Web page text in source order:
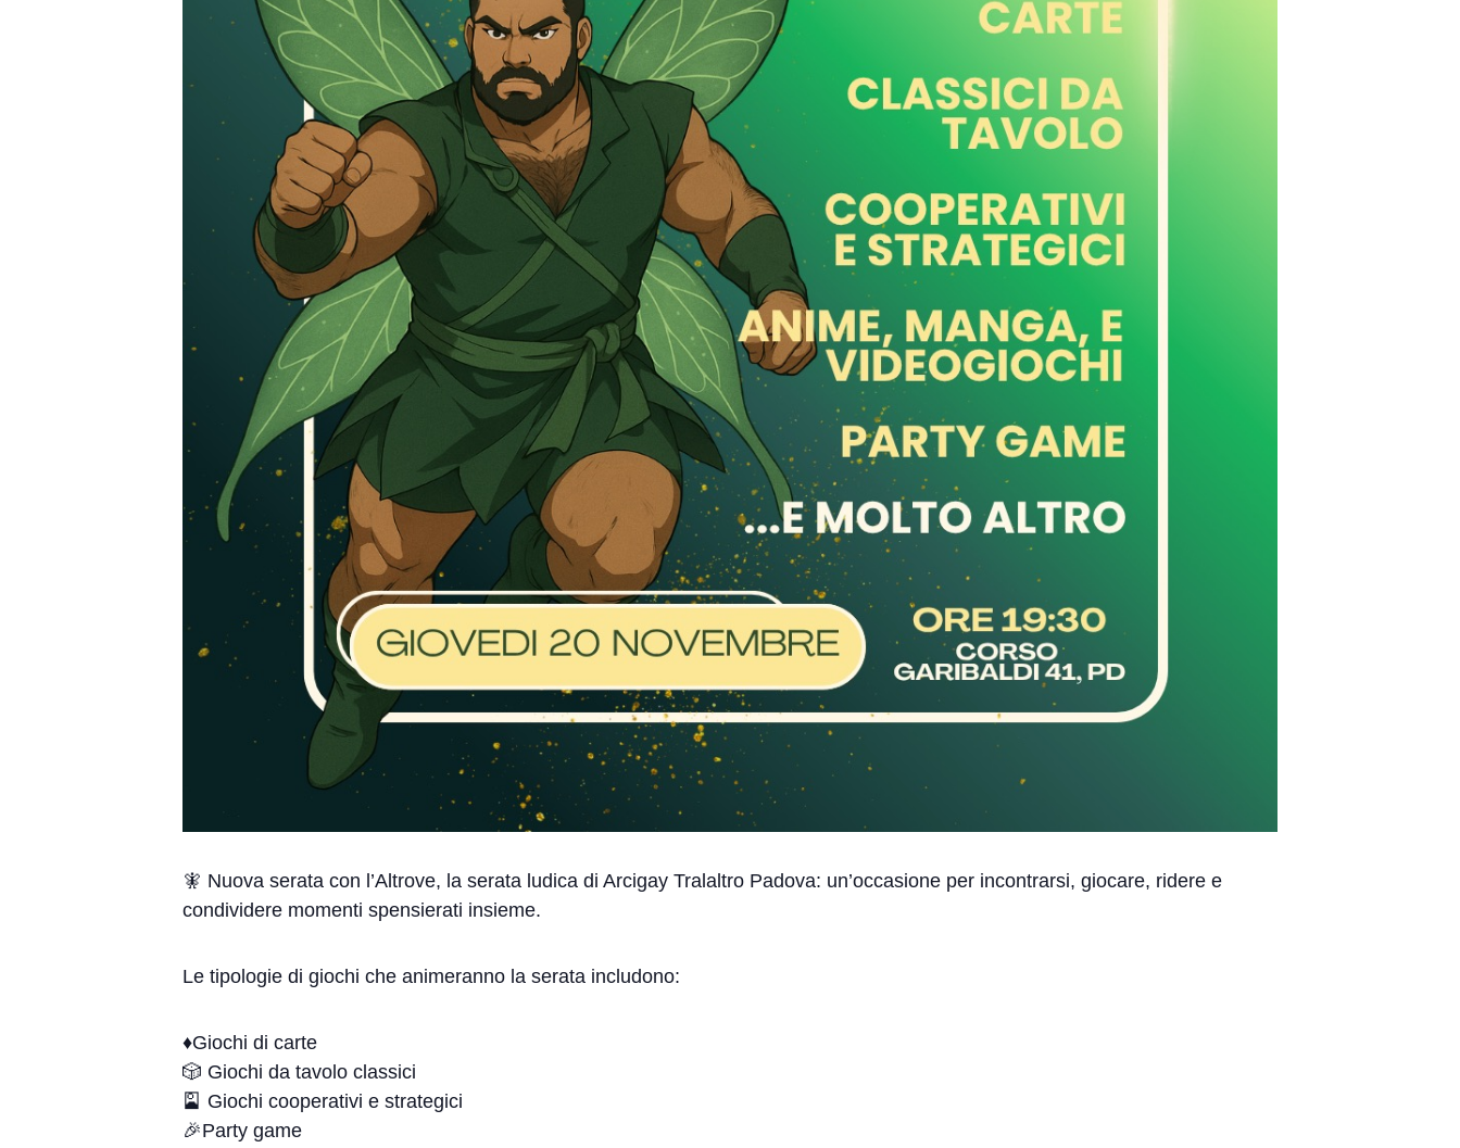
🧚 Nuova serata con l’Altrove, la serata ludica di Arcigay Tralaltro Padova: un’occasione per incontrarsi, giocare, ridere e
condividere momenti spensierati insieme.
Le tipologie di giochi che animeranno la serata includono:
♦️Giochi di carte
🎲 Giochi da tavolo classici
🎴 Giochi cooperativi e strategici
🎉Party game